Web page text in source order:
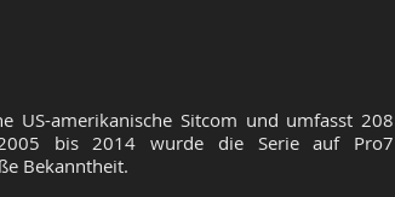
US-amerikanische Sitcom und umfasst 208
bis 2014 wurde die Serie auf Pro7
Bekanntheit.